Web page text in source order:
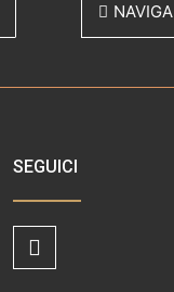
NAVIGA
SEGUICI